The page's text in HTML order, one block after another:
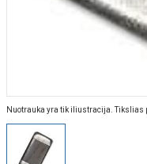
Nuotrauka yra tik iliustracija. Tikslias